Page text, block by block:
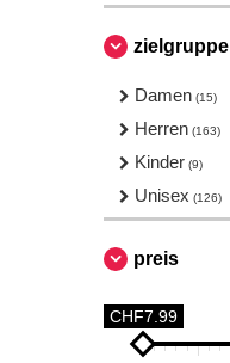
zielgruppe
Damen (15)
Herren (163)
Kinder (9)
Unisex (126)
preis
CHF7.99